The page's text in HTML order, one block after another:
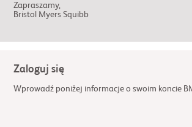
Zapraszamy,
Bristol Myers Squibb
Zaloguj się
Wprowadź poniżej informacje o swoim koncie